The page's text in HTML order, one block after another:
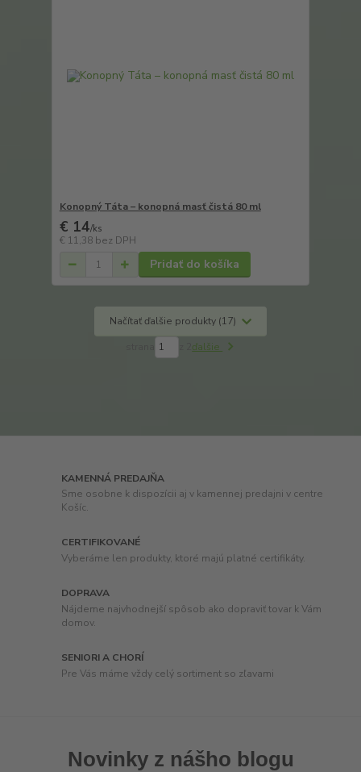
Konopný Táta – konopná masť čistá 80 ml
€ 14/ks
€ 11,38 bez DPH
Pridať do košíka
Načítať ďalšie produkty (17)
ďalšie
KAMENNÁ PREDAJŇA
Sme osobne k dispozícii aj v kamennej predajni v centre
Košíc.
CERTIFIKOVANÉ
Vyberáme len produkty, ktoré majú platné certifikáty.
DOPRAVA
Nájdeme najvhodnejší spôsob ako dopraviť tovar k Vám
domov.
SENIORI A CHORÍ
Pre Vás máme vždy celý sortiment so zľavami
Novinky z nášho blogu